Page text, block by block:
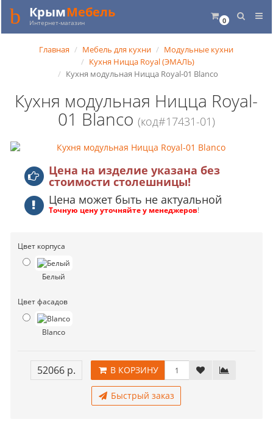
0
КрымМебель
Интернет-магазин
Главная Мебель для кухни
Модульные кухни
Кухня Ницца Royal (ЭМАЛЬ)
Кухня модульная Ницца Royal-01 Blanco
Кухня модульная Ницца Royal-
01 Blanco (код#17431-01)
Цена на изделие указана без
стоимости столешницы!
Цена может быть не актуальной
Точную цену уточняйте у менеджеров!
Цвет корпуса
Белый
Цвет фасадов
Blanco
52066 р. В КОРЗИНУ
Быстрый заказ